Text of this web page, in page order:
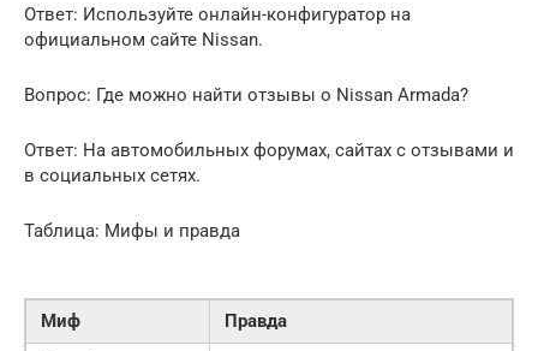
Ответ: Используйте онлайн-конфигуратор на
официальном сайте Nissan.
Вопрос: Где можно найти отзывы о Nissan Armada?
Ответ: На автомобильных форумах, сайтах с отзывами и
в социальных сетях.
Таблица: Мифы и правда
Миф
Правда